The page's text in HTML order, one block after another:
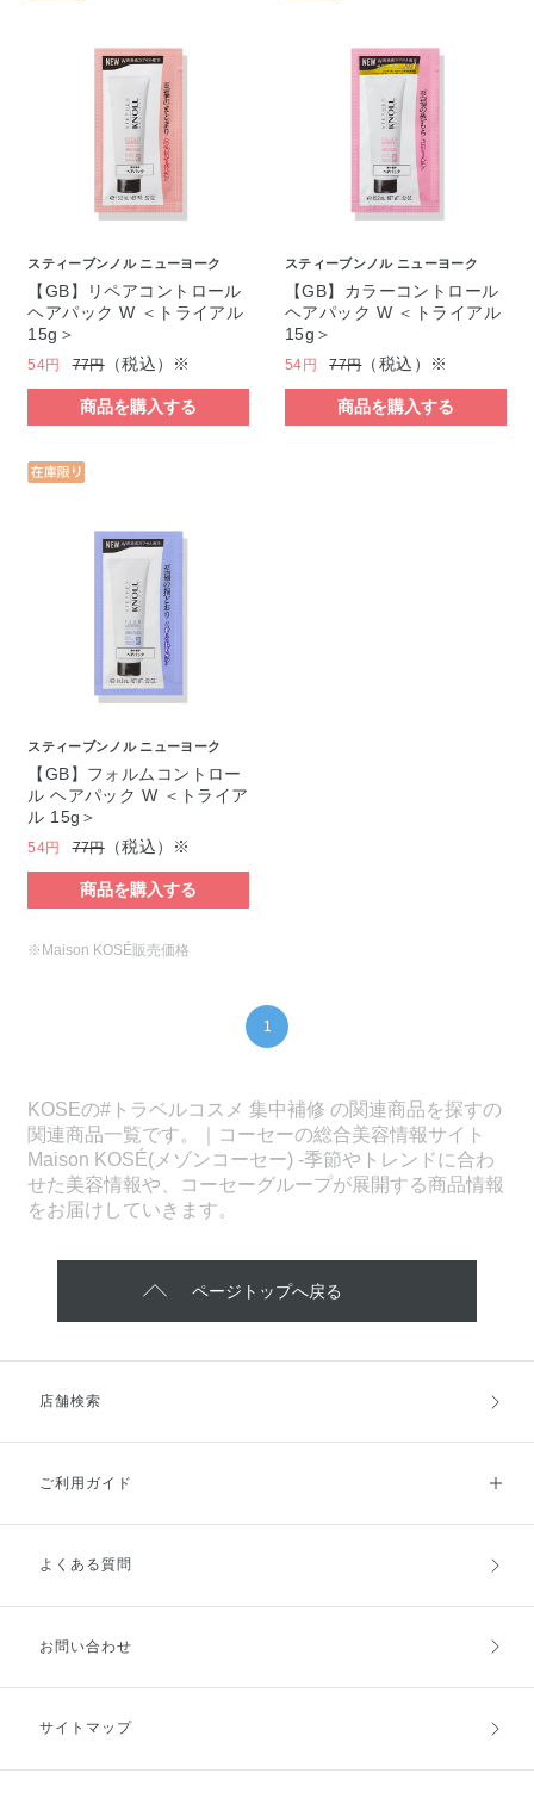
スティーブンノル ニューヨーク
【GB】リペアコントロール
ヘアパック W ＜トライアル
15g＞
54円 77円（税込）※
商品を購入する
スティーブンノル ニューヨーク
【GB】カラーコントロール
ヘアパック W ＜トライアル
15g＞
54円 77円（税込）※
商品を購入する
スティーブンノル ニューヨーク
【GB】フォルムコントロー
ル ヘアパック W ＜トライア
ル 15g＞
54円 77円（税込）※
商品を購入する
※Maison KOSÉ販売価格
1
KOSEの#トラベルコスメ 集中補修 の関連商品を探すの
関連商品一覧です。｜コーセーの総合美容情報サイト
Maison KOSÉ(メゾンコーセー) -季節やトレンドに合わ
せた美容情報や、コーセーグループが展開する商品情報
をお届けしていきます。
ページトップへ戻る
店舗検索
ご利用ガイド
ご利用ガイドトップ
お支払方法
キャンセル・返品・交換
よくある質問
お問い合わせ
サイトマップ